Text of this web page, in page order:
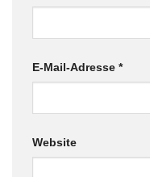
E-Mail-Adresse *
Website